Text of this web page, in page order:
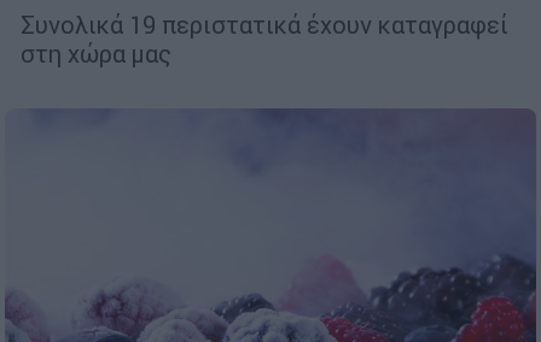
Συνολικά 19 περιστατικά έχουν καταγραφεί
στη χώρα μας